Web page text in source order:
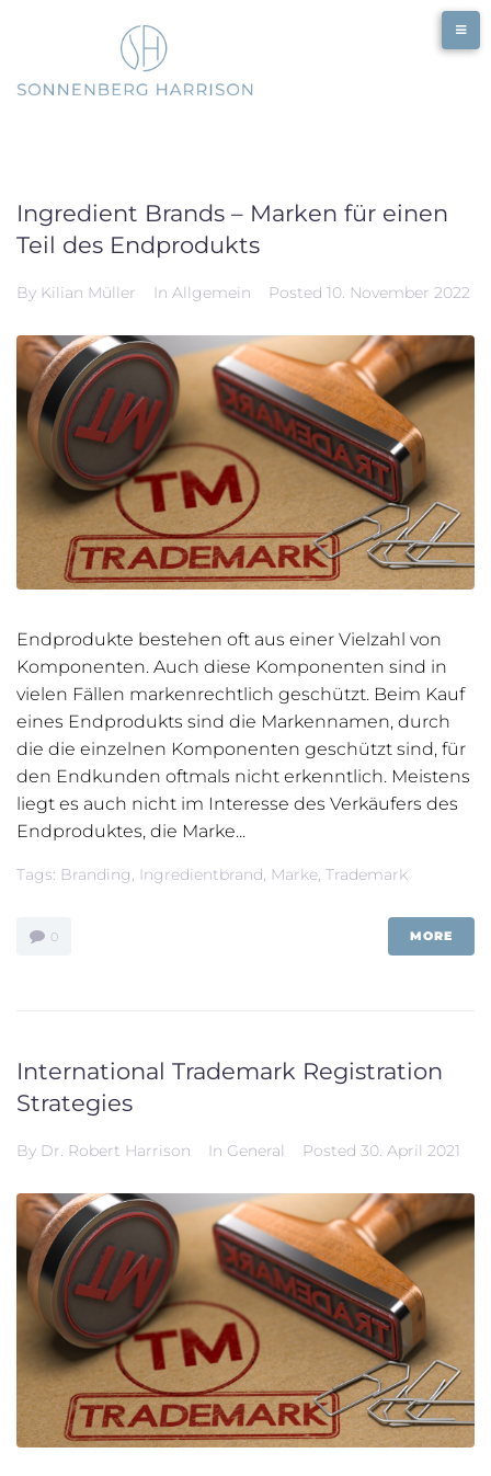
Ingredient Brands – Marken für einen
Teil des Endprodukts
By Kilian Müller In Allgemein Posted 10. November 2022
Endprodukte bestehen oft aus einer Vielzahl von
Komponenten. Auch diese Komponenten sind in
vielen Fällen markenrechtlich geschützt. Beim Kauf
eines Endprodukts sind die Markennamen, durch
die die einzelnen Komponenten geschützt sind, für
den Endkunden oftmals nicht erkenntlich. Meistens
liegt es auch nicht im Interesse des Verkäufers des
Endproduktes, die Marke...
Tags: Branding, Ingredientbrand, Marke, Trademark
0 MORE
International Trademark Registration
Strategies
By Dr. Robert Harrison In General Posted 30. April 2021